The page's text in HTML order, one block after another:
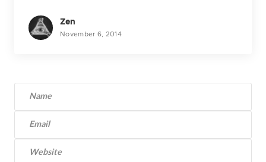
Zen
November 6, 2014